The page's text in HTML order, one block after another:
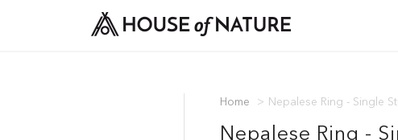
Home > Nepalese Ring - Single
Nepalese Ring -